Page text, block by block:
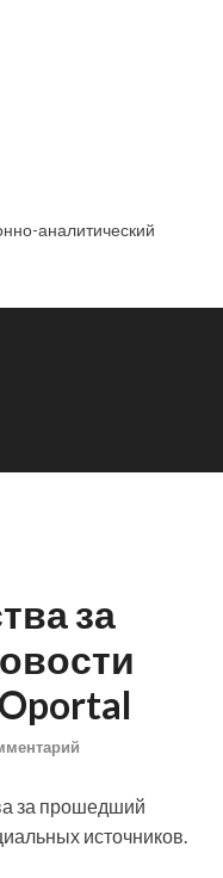
аналитический
за
за прошедший
источников.